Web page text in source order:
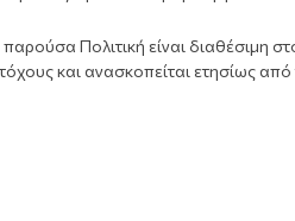
Πολιτική είναι διαθέσιμη
και ανασκοπείται ετησίως